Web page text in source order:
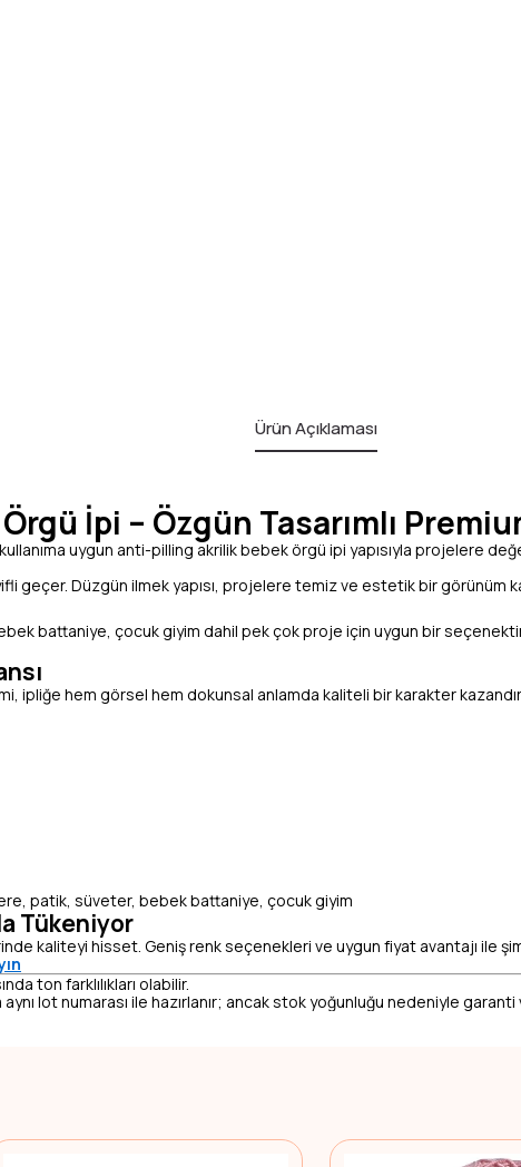
Ürün Açıklaması
İpi – Özgün Tasarımlı
uygun anti-pilling akrilik bebek örgü ipi yapısıyla projelere
geçer. Düzgün ilmek yapısı, projelere temiz ve estetik bir görünüm
battaniye, çocuk giyim dahil pek çok proje için uygun bir seçenektir.
ipliğe hem görsel hem dokunsal anlamda kaliteli bir karakter
patik, süveter, bebek battaniye, çocuk giyim
Tükeniyor
kaliteyi hisset. Geniş renk seçenekleri ve uygun fiyat avantajı ile
ton farklılıkları olabilir.
lot numarası ile hazırlanır; ancak stok yoğunluğu nedeniyle